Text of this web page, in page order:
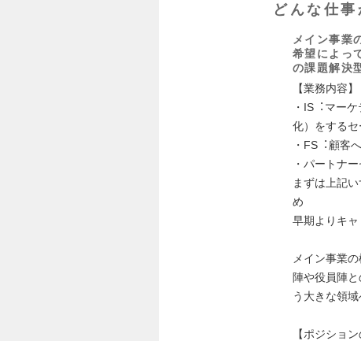
どんな仕事
メイン事業
希望によっ
の課題解決
【業務内容】
・IS︓マー
化）をするセ
・FS︓顧客
・パートナ
まずは上記
め
早期よりキャ
メイン事業
陣や役員陣
う⼤きな領
【ポジション